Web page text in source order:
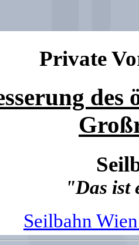
Private
"Das ist
Seilbahn